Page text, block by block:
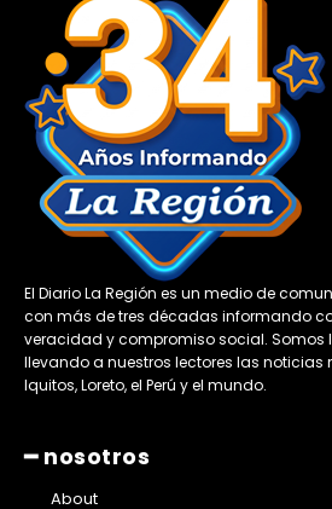
El Diario La Región es un medio de
con más de tres décadas informando
veracidad y compromiso social. Somos
llevando a nuestros lectores las noticias
Iquitos, Loreto, el Perú y el mundo.
━ nosotros
About